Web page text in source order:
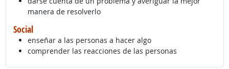
manera de resolverlo
Social
enseñar a las personas a hacer algo
comprender las reacciones de las personas